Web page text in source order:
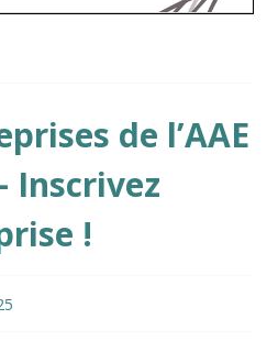
de l’AAE
Inscrivez
!